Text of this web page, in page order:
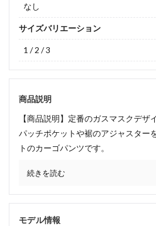
なし
サイズバリエーション
1 / 2 / 3
商品説明
【商品説明】定番のガスマスクデザ
パッチポケットや裾のアジャスター
トのカーゴパンツです。
続きを読む
モデル情報